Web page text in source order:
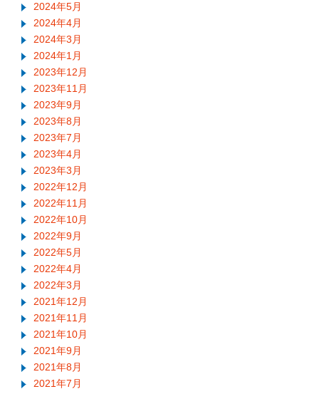
2024年5月
2024年4月
2024年3月
2024年1月
2023年12月
2023年11月
2023年9月
2023年8月
2023年7月
2023年4月
2023年3月
2022年12月
2022年11月
2022年10月
2022年9月
2022年5月
2022年4月
2022年3月
2021年12月
2021年11月
2021年10月
2021年9月
2021年8月
2021年7月